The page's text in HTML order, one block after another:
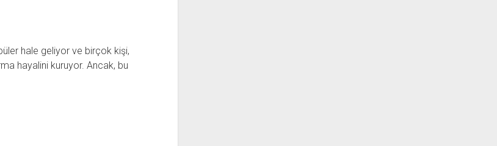
hale geliyor ve birçok kişi,
hayalini kuruyor. Ancak, bu